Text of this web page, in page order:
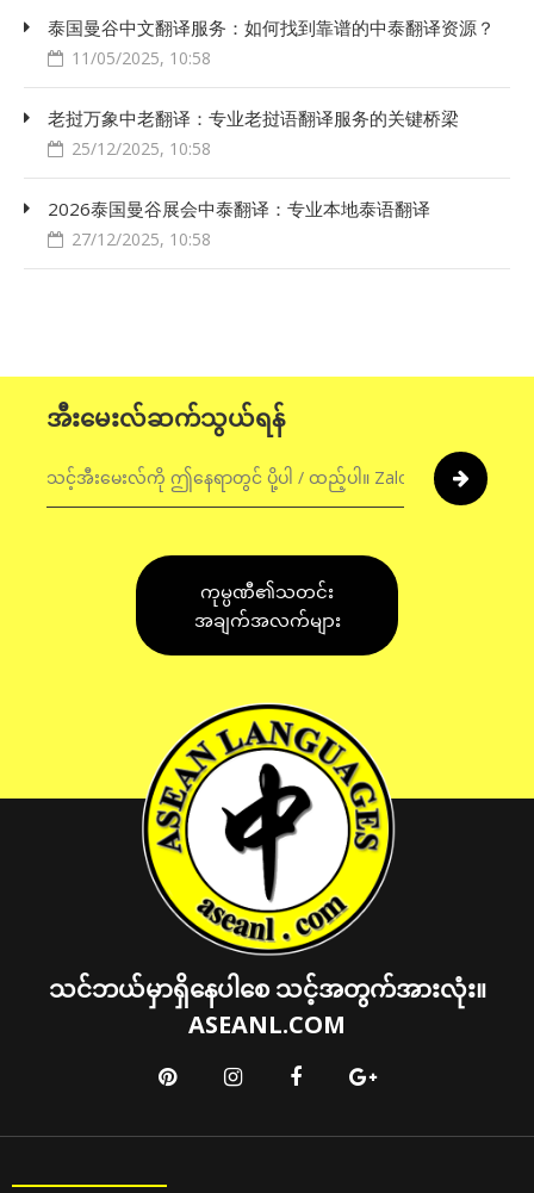
泰国曼谷中文翻译服务：如何找到靠谱的中泰翻译资源？
11/05/2025, 10:58
老挝万象中老翻译：专业老挝语翻译服务的关键桥梁
25/12/2025, 10:58
2026泰国曼谷展会中泰翻译：专业本地泰语翻译
27/12/2025, 10:58
အီးမေးလ်ဆက်သွယ်ရန်
ကုမ္ပဏီ၏သတင်း
အချက်အလက်များ
သင်ဘယ်မှာရှိနေပါစေ သင့်အတွက်အားလုံး။
ASEANL.COM